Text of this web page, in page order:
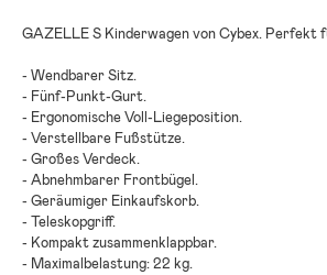
GAZELLE S Kinderwagen von Cybex. Perfekt
- Wendbarer Sitz.
- Fünf-Punkt-Gurt.
- Ergonomische Voll-Liegeposition.
- Verstellbare Fußstütze.
- Großes Verdeck.
- Abnehmbarer Frontbügel.
- Geräumiger Einkaufskorb.
- Teleskopgriff.
- Kompakt zusammenklappbar.
- Maximalbelastung: 22 kg.